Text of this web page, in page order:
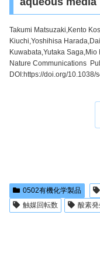
Takumi Matsuzaki,Kento
Kiuchi,Yoshihisa
Kuwabata,Yutaka
Nature Communications
DOI:https://doi.org/10.1038/
0502有機化学製品
触媒回転数
酸素